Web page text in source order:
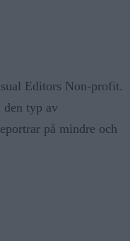
Editors Non-profit.
den typ av
på mindre och